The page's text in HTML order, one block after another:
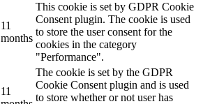
11
months
This cookie is set by GDPR Cookie
Consent plugin. The cookie is used
to store the user consent for the
cookies in the category
"Performance".
11
The cookie is set by the GDPR
Cookie Consent plugin and is used
to store whether or not user has